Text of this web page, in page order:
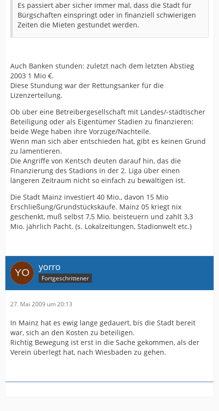
Es passiert aber sicher immer mal, dass die Stadt für
Bürgschaften einspringt oder in finanziell schwierigen
Zeiten die Mieten gestundet werden.
Auch Banken stunden: zuletzt nach dem letzten Abstieg
2003 1 Mio €.
Diese Stundung war der Rettungsanker für die
Lizenzerteilung.
Ob über eine Betreibergesellschaft mit Landes/-städtischer
Beteiligung oder als Eigentümer Stadien zu finanzieren:
beide Wege haben ihre Vorzüge/Nachteile.
Wenn man sich aber entschieden hat, gibt es keinen Grund
zu lamentieren.
Die Angriffe von Kentsch deuten darauf hin, das die
Finanzierung des Stadions in der 2. Liga über einen
längeren Zeitraum nicht so einfach zu bewältigen ist.
Die Stadt Mainz investiert 40 Mio., davon 15 Mio
Erschließung/Grundstückskäufe. Mainz 05 kriegt nix
geschenkt, muß selbst 7,5 Mio. beisteuern und zahlt 3,3
Mio. jährlich Pacht. (s. Lokalzeitungen, Stadionwelt etc.)
yorro
Fortgeschrittener
27. Mai 2009 um 20:13
In Mainz hat es ewig lange gedauert, bis die Stadt bereit
war, sich an den Kosten zu beteiligen.
Richtig Bewegung ist erst in die Sache gekommen, als der
Verein überlegt hat, nach Wiesbaden zu gehen.